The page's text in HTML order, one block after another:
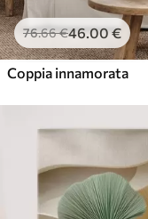
76.66€46.00 €
Coppia innamorata